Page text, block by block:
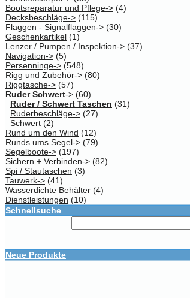
Bootsreparatur und Pflege-> (4)
Decksbeschläge-> (115)
Flaggen - Signalflaggen-> (30)
Geschenkartikel (1)
Lenzer / Pumpen / Inspektion-> (37)
Navigation-> (5)
Persenninge-> (548)
Rigg und Zubehör-> (80)
Riggtasche-> (57)
Ruder Schwert-> (60)
Ruder / Schwert Taschen (31)
Ruderbeschläge-> (27)
Schwert (2)
Rund um den Wind (12)
Runds ums Segel-> (79)
Segelboote-> (197)
Sichern + Verbinden-> (82)
Spi / Stautaschen (3)
Tauwerk-> (41)
Wasserdichte Behälter (4)
Dienstleistungen (10)
Schnellsuche
Neue Produkte